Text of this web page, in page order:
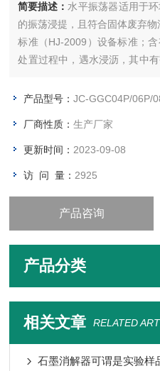
简要描述： 水平振荡器适用于
的振荡浸提，且符合固体废弃
标准（HJ-2009）设备标准；
处置过程中，遇水浸沥，其中
过相关法规所提出的限值时，
置技术开发
产品型号：JC-GGC04P/06P/
厂商性质：生产厂家
更新时间： 2023-09-08
访 问 量： 2925
产品咨询
产品分类
相关文章 RELATED
石墨消解器可谓是实验样